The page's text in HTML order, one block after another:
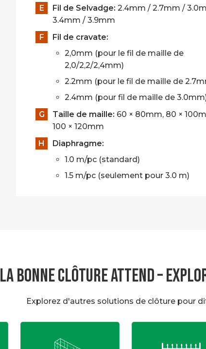
E
Fil de Selvadge: 2.4mm / 2.7mm /
3.4mm / 3.9mm
F
Fil de cravate:
2,0mm (pour le fil de maille de
2,0/2,2/2,4mm)
2.2mm (pour le fil de maille de
2.4mm (pour fil de maille de
G
Taille de maille: 60 × 80mm, 80 ×
100 × 120mm
H
Diaphragme:
1.0 m/pc (standard)
1.5 m/pc (seulement pour 3.0 m)
LA BONNE CLÔTURE ATTEND –
Explorez d'autres solutions de clôture pour